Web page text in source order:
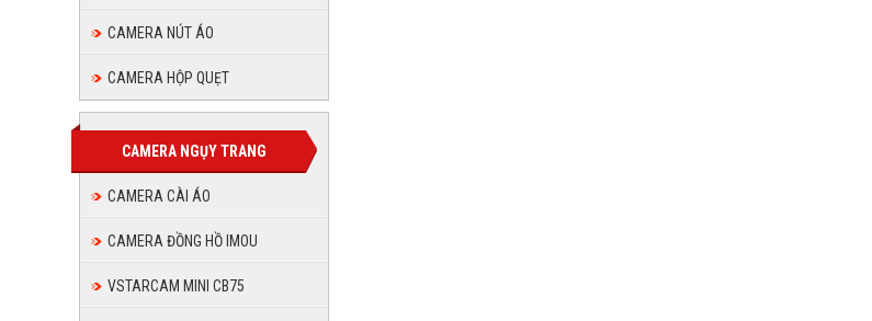
CAMERA NÚT ÁO
CAMERA HỘP QUẸT
CAMERA NGỤY TRANG
CAMERA CÀI ÁO
CAMERA ĐỒNG HỒ IMOU
VSTARCAM MINI CB75